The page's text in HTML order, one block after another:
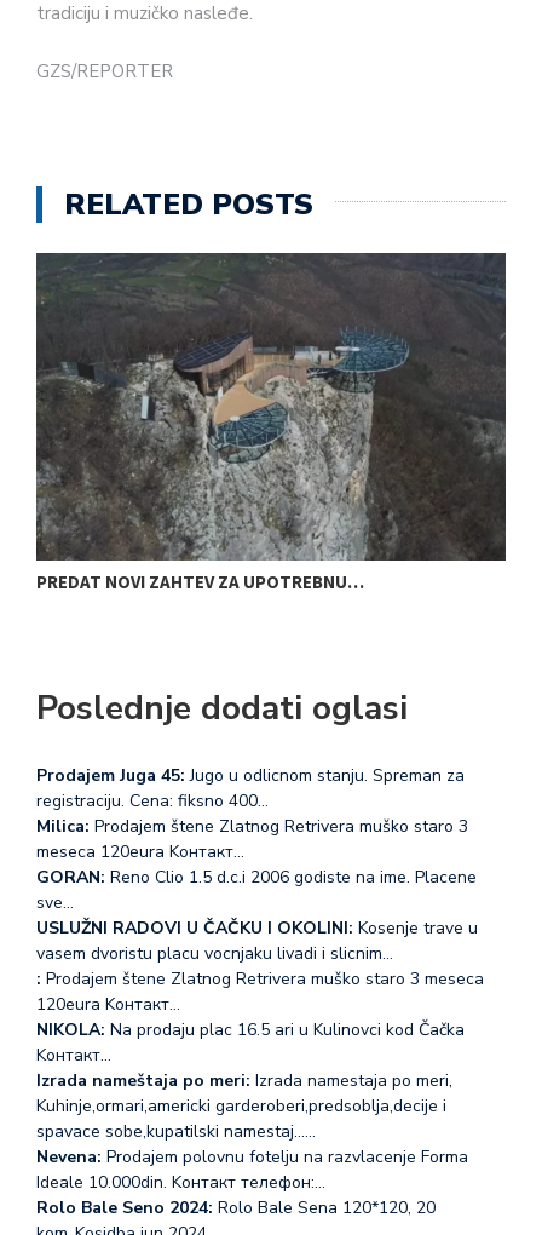
tradiciju i muzičko nasleđe.
GZS/REPORTER
RELATED POSTS
PREDAT NOVI ZAHTEV ZA UPOTREBNU…
Poslednje dodati oglasi
Prodajem Juga 45: Jugo u odlicnom stanju. Spreman za
registraciju. Cena: fiksno 400…
Milica: Prodajem štene Zlatnog Retrivera muško staro 3
meseca 120eura Koнтакт…
GORAN: Reno Clio 1.5 d.c.i 2006 godiste na ime. Placene
sve…
USLUŽNI RADOVI U ČAČKU I OKOLINI: Kosenje trave u
vasem dvoristu placu vocnjaku livadi i slicnim…
: Prodajem štene Zlatnog Retrivera muško staro 3 meseca
120eura Koнтакт…
NIKOLA: Na prodaju plac 16.5 ari u Kulinovci kod Čačka
Koнтакт…
Izrada nameštaja po meri: Izrada namestaja po meri,
Kuhinje,ormari,americki garderoberi,predsoblja,decije i
spavace sobe,kupatilski namestaj...…
Nevena: Prodajem polovnu fotelju na razvlacenje Forma
Ideale 10.000din. Koнтакт телефон:…
Rolo Bale Seno 2024: Rolo Bale Sena 120*120, 20